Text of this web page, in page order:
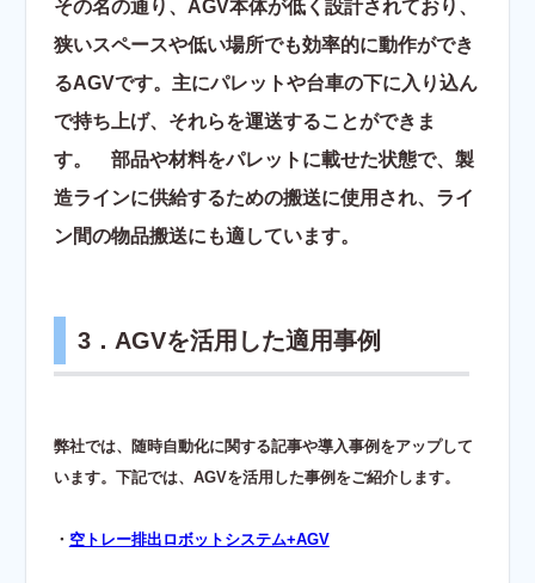
その名の通り、AGV本体が低く設計されており、
狭いスペースや低い場所でも効率的に動作ができ
るAGVです。主にパレットや台車の下に入り込ん
で持ち上げ、それらを運送することができま
す。 部品や材料をパレットに載せた状態で、製
造ラインに供給するための搬送に使用され、ライ
ン間の物品搬送にも適しています。
3．AGVを活用した適用事例
弊社では、随時自動化に関する記事や導入事例をアップして
います。下記では、AGVを活用した事例をご紹介します。
・ 空トレー排出ロボットシステム+AGV